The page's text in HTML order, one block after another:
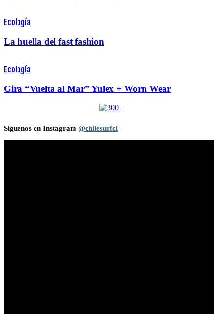
Ecología
La huella del fast fashion
Ecología
Gira “Vuelta al Mar” Yulex + Worn Wear
Síguenos en Instagram @chilesurfcl